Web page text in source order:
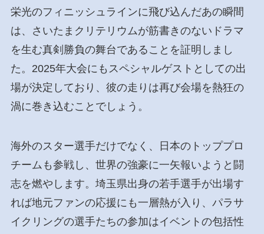
栄光のフィニッシュラインに飛び込んだあの瞬間
は、さいたまクリテリウムが筋書きのないドラマ
を生む真剣勝負の舞台であることを証明しまし
た。2025年大会にもスペシャルゲストとしての出
場が決定しており、彼の走りは再び会場を熱狂の
渦に巻き込むことでしょう。
海外のスター選手だけでなく、日本のトッププロ
チームも参戦し、世界の強豪に一矢報いようと闘
志を燃やします。埼玉県出身の若手選手が出場す
れば地元ファンの応援にも一層熱が入り、パラサ
イクリングの選手たちの参加はイベントの包括性